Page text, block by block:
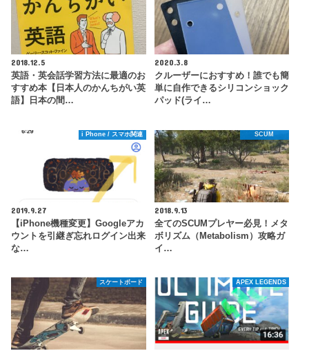
2018.12.5
英語・英会話学習方法に最適のお
すすめ本【日本人のかんちがい英
語】日本の間…
2020.3.8
クルーザーにおすすめ！誰でも簡
単に自作できるシリコンショック
パッド(ライ…
i Phone / スマホ関連
2019.9.27
【iPhone機種変更】Googleアカ
ウントを引継ぎ忘れログイン出来
な…
SCUM
2018.9.13
全てのSCUMプレヤー必見！メタ
ボリズム（Metabolism）攻略ガ
イ…
スケートボード APEX LEGENDS